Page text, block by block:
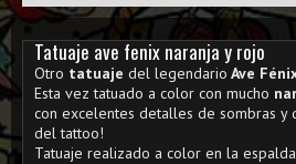
Tatuaje ave fenix naranja y rojo
Otro tatuaje del legendario Ave
Esta vez tatuado a color con mucho
con excelentes detalles de sombras
del tattoo!
Tatuaje realizado a color en la